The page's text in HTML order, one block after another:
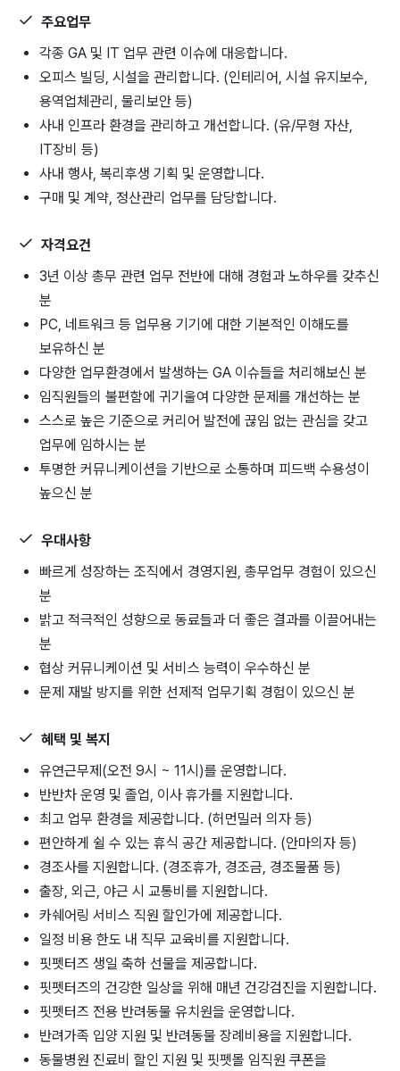
주요업무
각종 GA 및 IT 업무 관련 이슈에 대응합니다.
오피스 빌딩, 시설을 관리합니다. (인테리어, 시설 유지보수,
용역업체관리, 물리보안 등)
사내 인프라 환경을 관리하고 개선합니다. (유/무형 자산,
IT장비 등)
사내 행사, 복리후생 기획 및 운영합니다.
구매 및 계약, 정산관리 업무를 담당합니다.
자격요건
3년 이상 총무 관련 업무 전반에 대해 경험과 노하우를 갖추신
분
PC, 네트워크 등 업무용 기기에 대한 기본적인 이해도를
보유하신 분
다양한 업무환경에서 발생하는 GA 이슈들을 처리해보신 분
임직원들의 불편함에 귀기울여 다양한 문제를 개선하는 분
스스로 높은 기준으로 커리어 발전에 끊임 없는 관심을 갖고
업무에 임하시는 분
투명한 커뮤니케이션을 기반으로 소통하며 피드백 수용성이
높으신 분
우대사항
빠르게 성장하는 조직에서 경영지원, 총무업무 경험이 있으신
분
밝고 적극적인 성향으로 동료들과 더 좋은 결과를 이끌어내는
분
협상 커뮤니케이션 및 서비스 능력이 우수하신 분
문제 재발 방지를 위한 선제적 업무기획 경험이 있으신 분
혜택 및 복지
유연근무제(오전 9시 ~ 11시)를 운영합니다.
반반차 운영 및 졸업, 이사 휴가를 지원합니다.
최고 업무 환경을 제공합니다. (허먼밀러 의자 등)
편안하게 쉴 수 있는 휴식 공간 제공합니다. (안마의자 등)
경조사를 지원합니다. (경조휴가, 경조금, 경조물품 등)
출장, 외근, 야근 시 교통비를 지원합니다.
카쉐어링 서비스 직원 할인가에 제공합니다.
일정 비용 한도 내 직무 교육비를 지원합니다.
핏펫터즈 생일 축하 선물을 제공합니다.
핏펫터즈의 건강한 일상을 위해 매년 건강검진을 지원합니다.
핏펫터즈 전용 반려동물 유치원을 운영합니다.
반려가족 입양 지원 및 반려동물 장례비용을 지원합니다.
동물병원 진료비 할인 지원 및 핏펫몰 임직원 쿠폰을